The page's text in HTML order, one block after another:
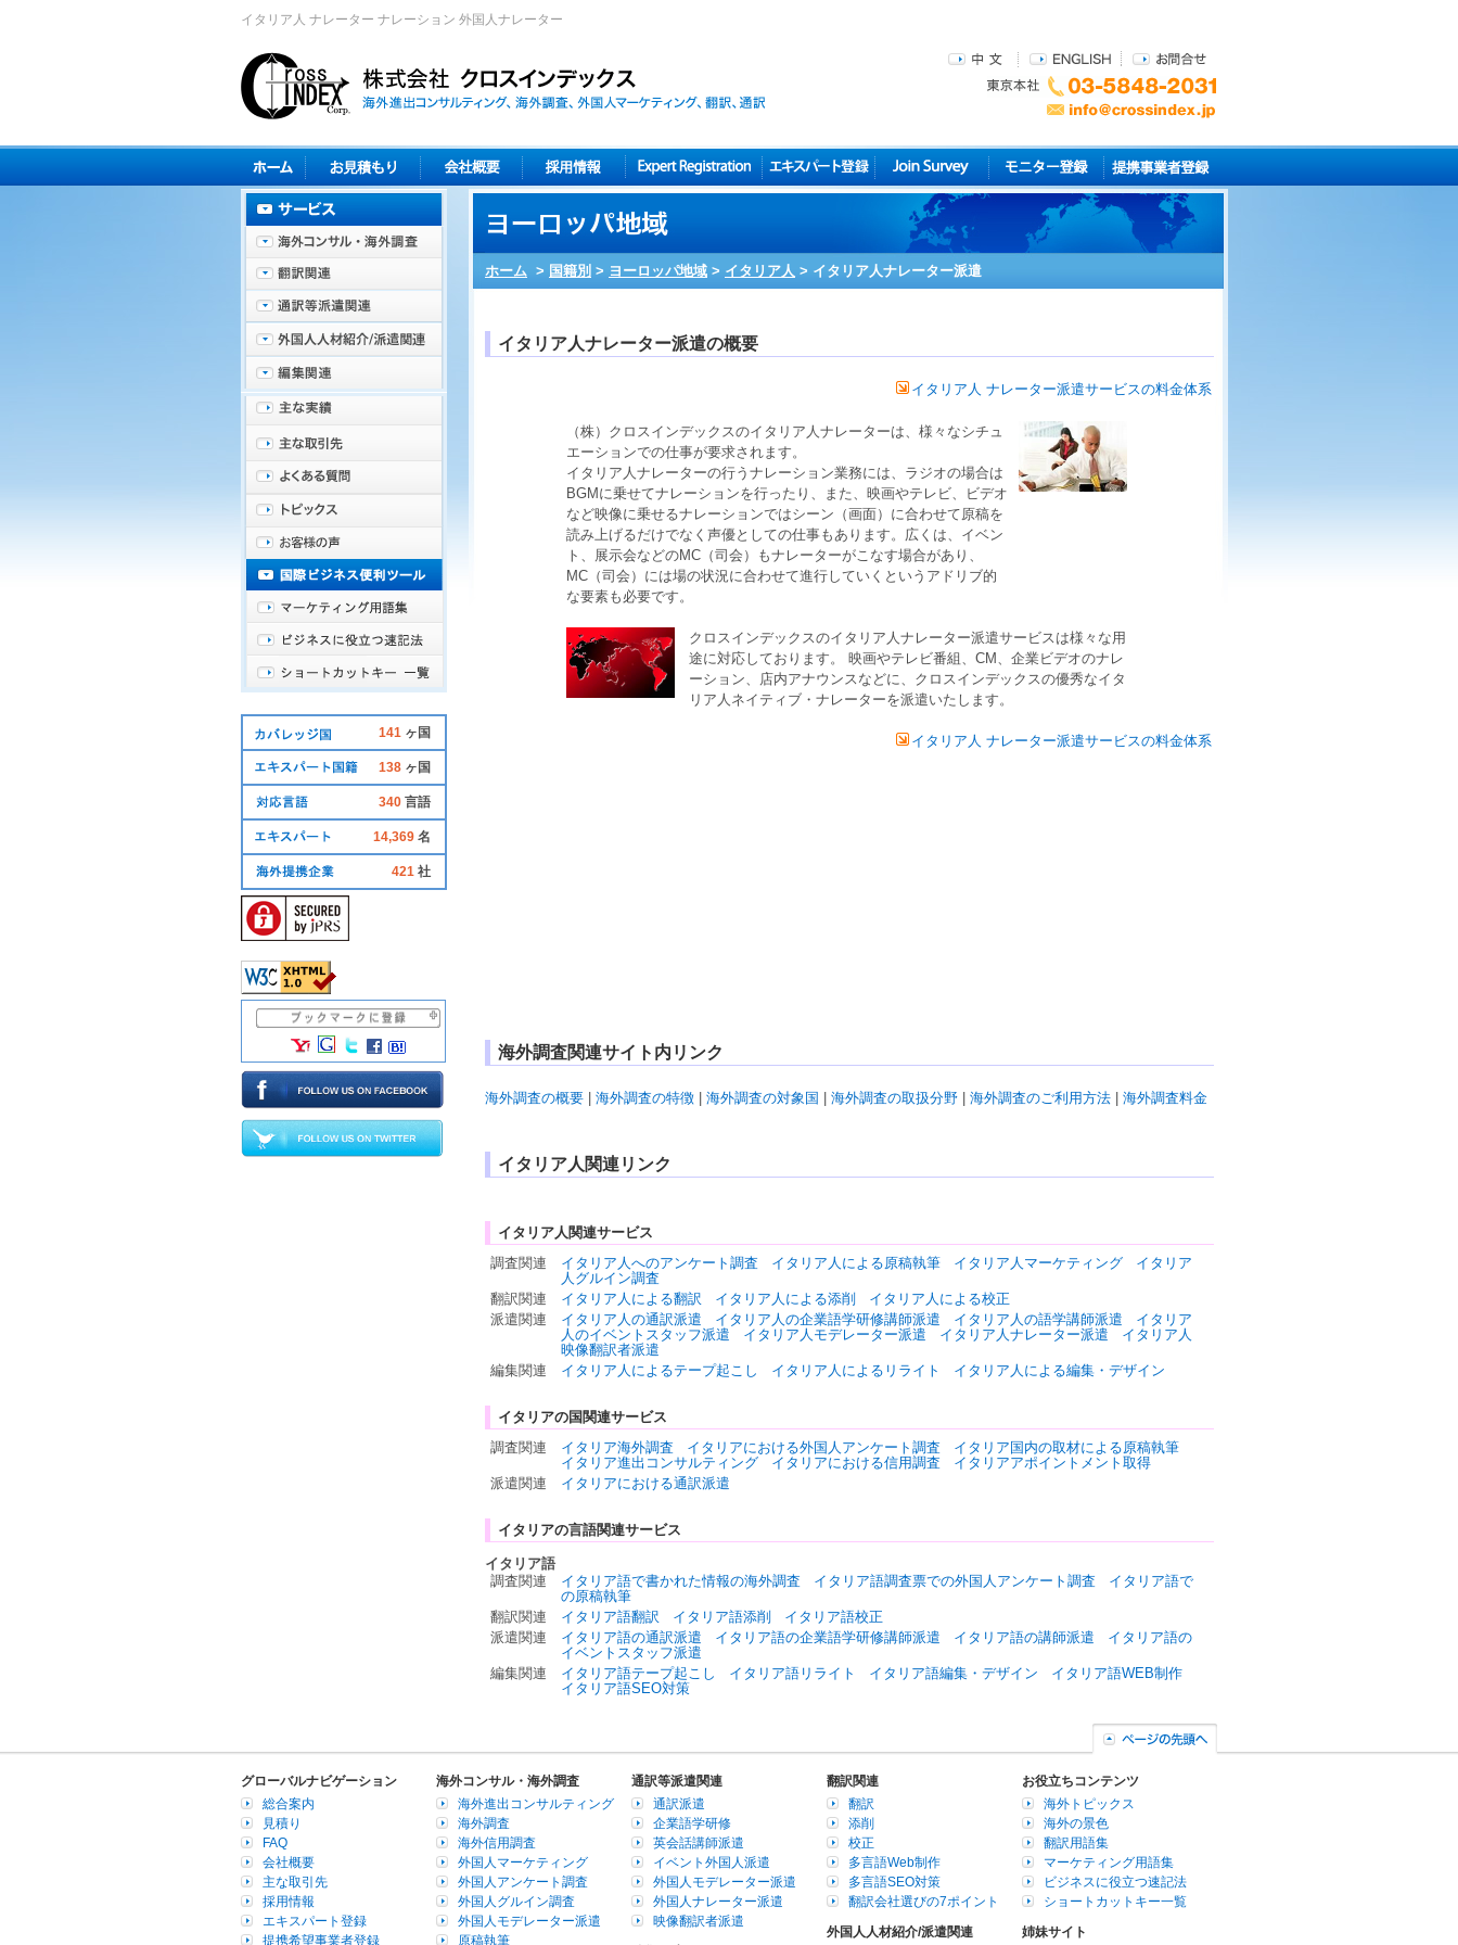
イタリア人 ナレーター ナレーション 外国人ナレーター
ホーム > 国籍別 > ヨーロッパ地域 > イタリア人 > イタリア人ナレーター派遣
イタリア人ナレーター派遣の概要
イタリア人 ナレーター派遣サービスの料金体系
（株）クロスインデックスのイタリア人ナレーターは、様々なシチュ
エーションでの仕事が要求されます。
イタリア人ナレーターの行うナレーション業務には、ラジオの場合は
BGMに乗せてナレーションを行ったり、また、映画やテレビ、ビデオ
など映像に乗せるナレーションではシーン（画面）に合わせて原稿を
読み上げるだけでなく声優としての仕事もあります。広くは、イベン
ト、展示会などのMC（司会）もナレーターがこなす場合があり、
MC（司会）には場の状況に合わせて進行していくというアドリブ的
な要素も必要です。
クロスインデックスのイタリア人ナレーター派遣サービスは様々な用
途に対応しております。 映画やテレビ番組、CM、企業ビデオのナレ
ーション、店内アナウンスなどに、クロスインデックスの優秀なイタ
リア人 ネイティブ・ナレーターを派遣いたします。
イタリア人 ナレーター派遣サービスの料金体系
海外調査関連サイト内リンク
海外調査の概要 海外調査の特徴 海外調査の対象国 海外調査の取扱分野 海外調査のご利用方法 海外調査料金
イタリア人関連リンク
イタリア人関連サービス
調査関連
イタリア人へのアンケート調査 イタリア人による原稿執筆 イタリア人マーケティング
イタリア
人グルイン調査
翻訳関連
イタリア人による翻訳 イタリア人による添削
イタリア人による校正
派遣関連
イタリア人の通訳派遣 イタリア人の企業語学研修講師派遣 イタリア人の語学講師派遣
イタリア
人のイベントスタッフ派遣
イタリア人モデレーター派遣 イタリア人ナレーター派遣
イタリア人
映像翻訳者派遣
編集関連
イタリア人によるテープ起こし イタリア人によるリライト イタリア人による編集・デザイン
イタリアの国関連サービス
調査関連
イタリア海外調査 イタリアにおける外国人アンケート調査
イタリア国内の取材による原稿執筆
イタリア進出コンサルティング
イタリアにおける信用調査
イタリアアポイントメント取得
派遣関連
イタリアにおける通訳派遣
イタリアの言語関連サービス
イタリア語
調査関連
イタリア語で書かれた情報の海外調査 イタリア語調査票での外国人アンケート調査
イタリア語で
の原稿執筆
翻訳関連
イタリア語翻訳 イタリア語添削
イタリア語校正
派遣関連
イタリア語の通訳派遣 イタリア語の企業語学研修講師派遣 イタリア語の講師派遣
イタリア語の
イベントスタッフ派遣
編集関連
イタリア語テープ起こし イタリア語リライト イタリア語編集・デザイン
イタリア語WEB制作
イタリア語SEO対策
141 ヶ国
138 ヶ国
340 言語
14,369 名
421 社
グローバルナビゲーション
総合案内
見積り
FAQ
会社概要
主な取引先
採用情報
エキスパート登録
提携希望事業者登録
海外コンサル・海外調査
海外進出コンサルティング
海外調査
海外信用調査
外国人マーケティング
外国人アンケート調査
外国人グルイン調査
外国人モデレーター派遣
原稿執筆
通訳等派遣関連
通訳派遣
企業語学研修
英会話講師派遣
イベント外国人派遣
外国人モデレーター派遣
外国人ナレーター派遣
映像翻訳者派遣
翻訳関連
翻訳
添削
校正
多言語Web制作
多言語SEO対策
翻訳会社選びの7ポイント
外国人人材紹介/派遣関連
お役立ちコンテンツ
海外トピックス
海外の景色
翻訳用語集
マーケティング用語集
ビジネスに役立つ速記法
ショートカットキー一覧
姉妹サイト